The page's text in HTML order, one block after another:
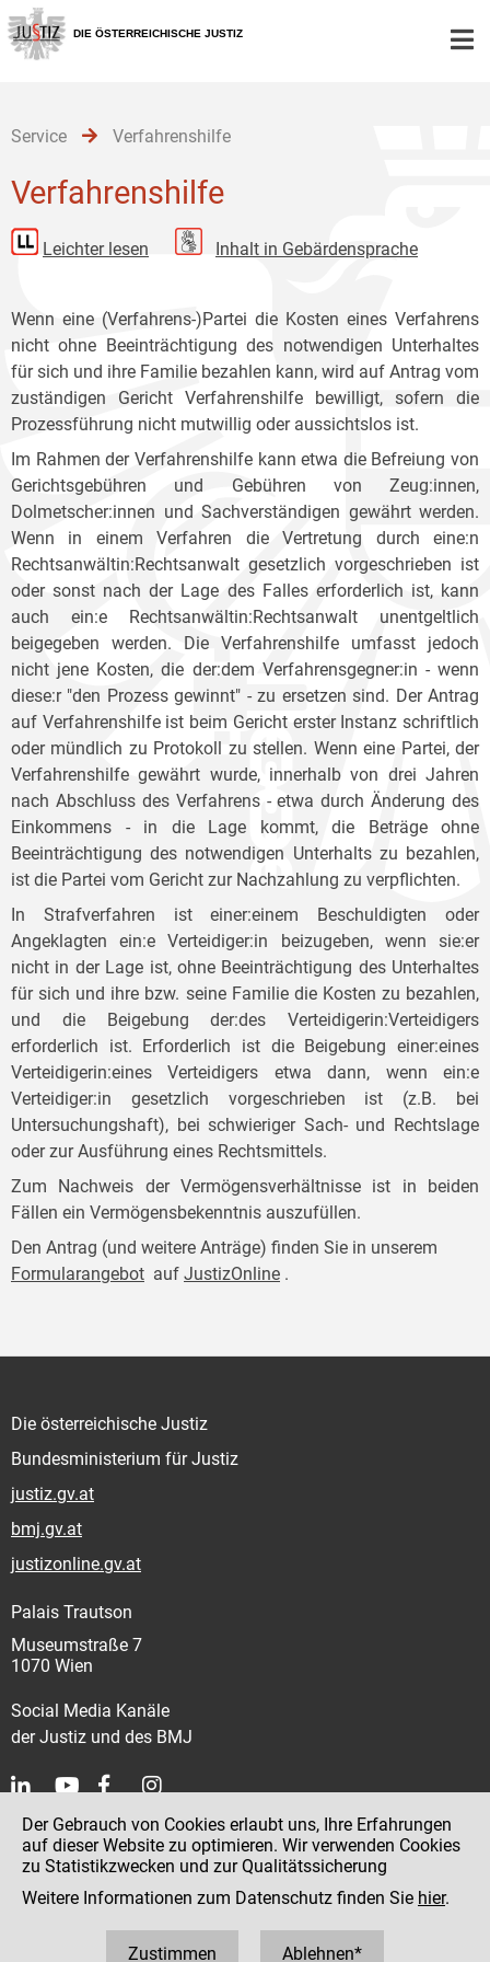
Zur
Hauptnavigation
[1]
Zum
Inhalt
[2]
Zum
Untermenü
[3]
DIE ÖSTERREICHISCHE JUSTIZ
Service Verfahrenshilfe
Verfahrenshilfe
Leichter lesen Inhalt in Gebärdensprache
Wenn eine (Verfahrens-)Partei die Kosten eines Verfahrens
nicht ohne Beeinträchtigung des notwendigen Unterhaltes
für sich und ihre Familie bezahlen kann, wird auf Antrag vom
zuständigen Gericht Verfahrenshilfe bewilligt, sofern die
Prozessführung nicht mutwillig oder aussichtslos ist.
Im Rahmen der Verfahrenshilfe kann etwa die Befreiung von
Gerichtsgebühren und Gebühren von Zeug:innen,
Dolmetscher:innen und Sachverständigen gewährt werden.
Wenn in einem Verfahren die Vertretung durch eine:n
Rechtsanwältin:Rechtsanwalt gesetzlich vorgeschrieben ist
oder sonst nach der Lage des Falles erforderlich ist, kann
auch ein:e Rechtsanwältin:Rechtsanwalt unentgeltlich
beigegeben werden. Die Verfahrenshilfe umfasst jedoch
nicht jene Kosten, die der:dem Verfahrensgegner:in - wenn
diese:r "den Prozess gewinnt" - zu ersetzen sind. Der Antrag
auf Verfahrenshilfe ist beim Gericht erster Instanz schriftlich
oder mündlich zu Protokoll zu stellen. Wenn eine Partei, der
Verfahrenshilfe gewährt wurde, innerhalb von drei Jahren
nach Abschluss des Verfahrens - etwa durch Änderung des
Einkommens - in die Lage kommt, die Beträge ohne
Beeinträchtigung des notwendigen Unterhalts zu bezahlen,
ist die Partei vom Gericht zur Nachzahlung zu verpflichten.
In Strafverfahren ist einer:einem Beschuldigten oder
Angeklagten ein:e Verteidiger:in beizugeben, wenn sie:er
nicht in der Lage ist, ohne Beeinträchtigung des Unterhaltes
für sich und ihre bzw. seine Familie die Kosten zu bezahlen,
und die Beigebung der:des Verteidigerin:Verteidigers
erforderlich ist. Erforderlich ist die Beigebung einer:eines
Verteidigerin:eines Verteidigers etwa dann, wenn ein:e
Verteidiger:in gesetzlich vorgeschrieben ist (z.B. bei
Untersuchungshaft), bei schwieriger Sach- und Rechtslage
oder zur Ausführung eines Rechtsmittels.
Zum Nachweis der Vermögensverhältnisse ist in beiden
Fällen ein Vermögensbekenntnis auszufüllen.
Den Antrag (und weitere Anträge) finden Sie in unserem
Formularangebot auf JustizOnline .
Die österreichische Justiz
Bundesministerium für Justiz
justiz.gv.at
bmj.gv.at
justizonline.gv.at
Palais Trautson
Museumstraße 7
1070 Wien
Social Media Kanäle
der Justiz und des BMJ
Kontakt
Impressum
Datenschutz
Der Gebrauch von Cookies erlaubt uns, Ihre Erfahrungen
auf dieser Website zu optimieren. Wir verwenden Cookies
zu Statistikzwecken und zur Qualitätssicherung
Weitere Informationen zum Datenschutz finden Sie hier.
Zustimmen Ablehnen*